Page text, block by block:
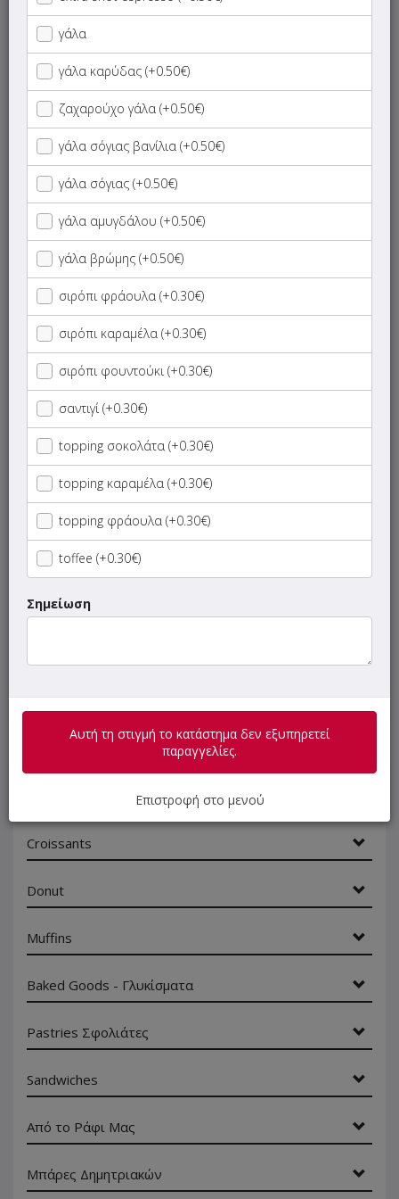
Valentine's Edition
Ροφήματα Matcha
Ροφήματα Lotus Biscoff
Προϊόντα Lotus Biscoff
Mikel Cookies
Προσφορές Για Φοιτητές
Cold Cappuccino
Cold Espresso
Cold Special
Cold Διάφοροι Καφέδες
Cold Σοκολάτα - Ice Tea
Hot Espresso
Hot Cappuccino
Hot Σοκολάτα - Τσάι
Juices - Beverages
Croissants
Donut
Muffins
Baked Goods - Γλυκίσματα
Pastries Σφολιάτες
Sandwiches
Από το Ράφι Μας
Μπάρες Δημητριακών
γάλα
γάλα καρύδας (+0.50€)
ζαχαρούχο γάλα (+0.50€)
γάλα σόγιας βανίλια (+0.50€)
γάλα σόγιας (+0.50€)
γάλα αμυγδάλου (+0.50€)
γάλα βρώμης (+0.50€)
σιρόπι φράουλα (+0.30€)
σιρόπι καραμέλα (+0.30€)
σιρόπι φουντούκι (+0.30€)
σαντιγί (+0.30€)
topping σοκολάτα (+0.30€)
topping καραμέλα (+0.30€)
topping φράουλα (+0.30€)
toffee (+0.30€)
Σημείωση
Αυτή τη στιγμή το κατάστημα δεν εξυπηρετεί
παραγγελίες.
Επιστροφή στο μενού